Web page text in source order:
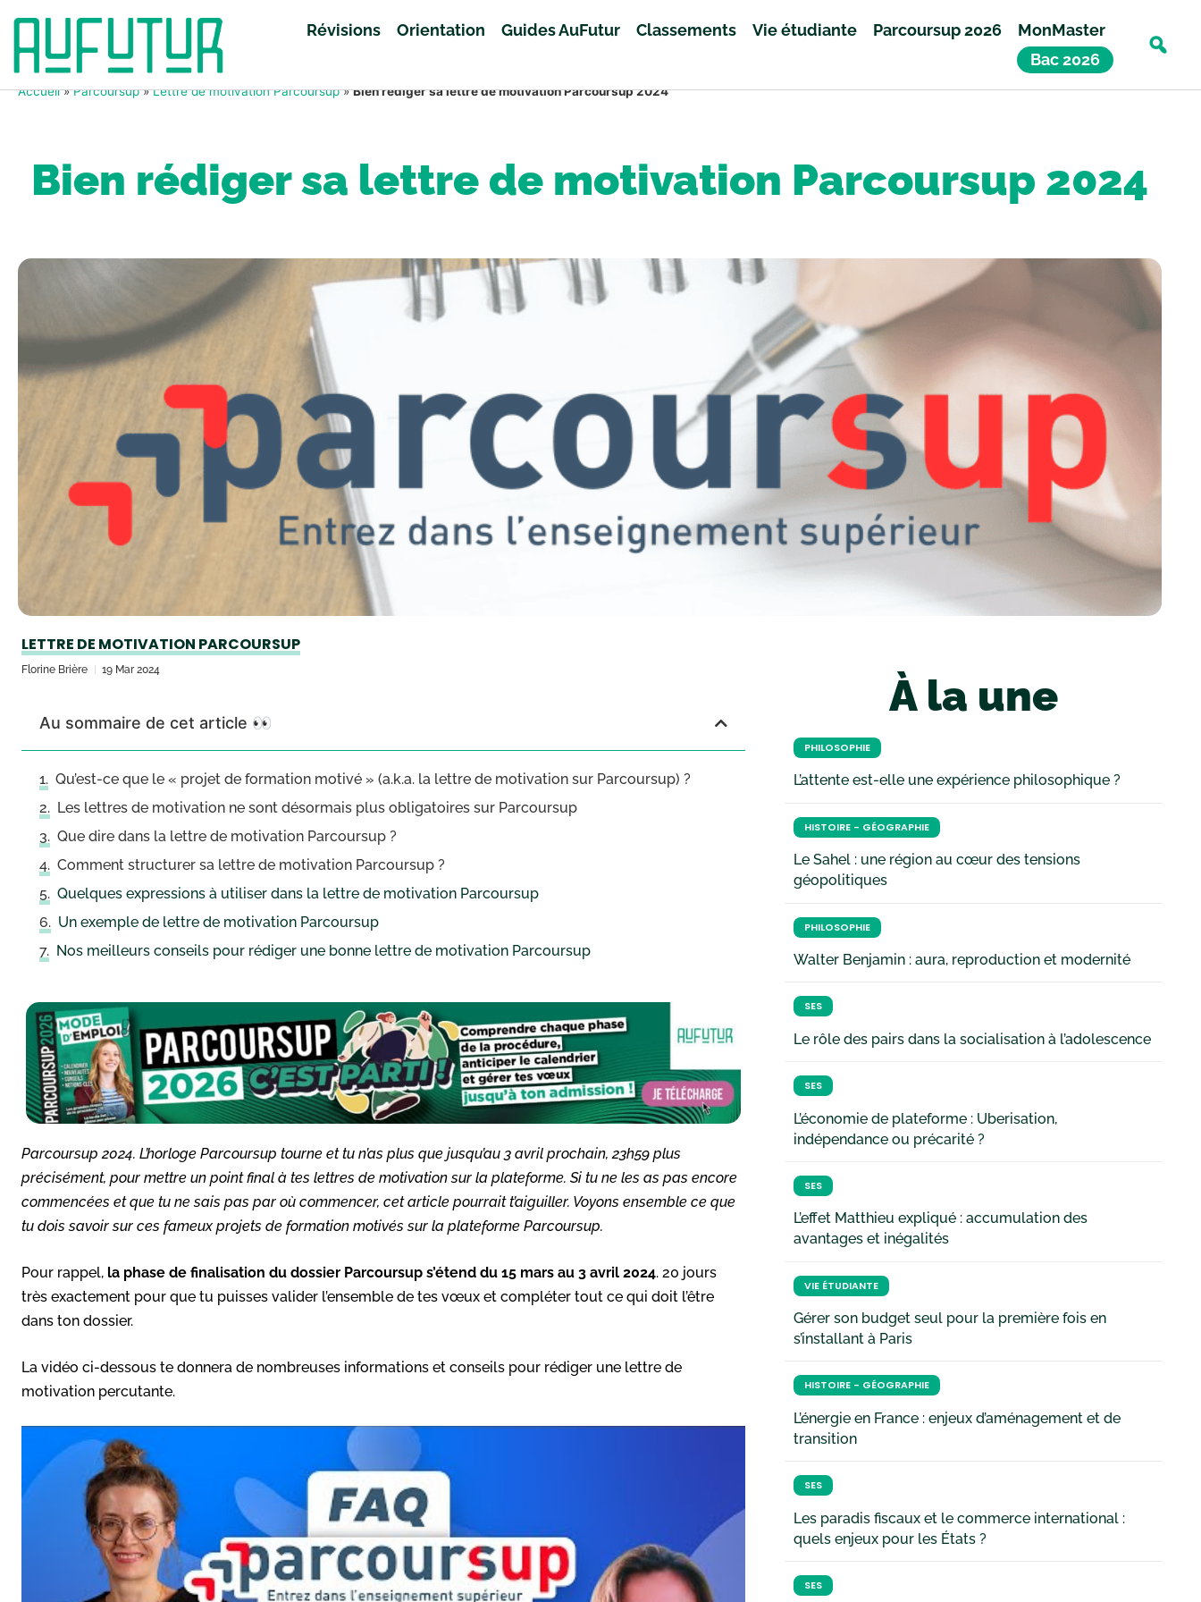
Révisions Orientation Guides AuFutur Classements Vie étudiante Parcoursup 2026
MonMaster
Bac 2026
Accueil»Parcoursup»Lettre de motivation Parcoursup»Bien rédiger sa lettre de motivation Parcoursup 2024
Bien rédiger sa lettre de motivation Parcoursup 2024
LETTRE DE MOTIVATION PARCOURSUP
Florine Brière 19 Mar 2024
Au sommaire de cet article 👀
Qu’est-ce que le « projet de formation motivé » (a.k.a. la lettre de motivation sur Parcoursup) ?
Les lettres de motivation ne sont désormais plus obligatoires sur Parcoursup
Que dire dans la lettre de motivation Parcoursup ?
Comment structurer sa lettre de motivation Parcoursup ?
Quelques expressions à utiliser dans la lettre de motivation Parcoursup
Un exemple de lettre de motivation Parcoursup
Nos meilleurs conseils pour rédiger une bonne lettre de motivation Parcoursup
Parcoursup 2024. L’horloge Parcoursup tourne et tu n’as plus que jusqu’au 3 avril prochain, 23h59 plus
précisément, pour mettre un point final à tes lettres de motivation sur la plateforme. Si tu ne les as pas encore
commencées et que tu ne sais pas par où commencer, cet article pourrait t’aiguiller. Voyons ensemble ce que
tu dois savoir sur ces fameux projets de formation motivés sur la plateforme Parcoursup.
Pour rappel, la phase de finalisation du dossier Parcoursup s’étend du 15 mars au 3 avril 2024. 20 jours
très exactement pour que tu puisses valider l’ensemble de tes vœux et compléter tout ce qui doit l’être
dans ton dossier.
La vidéo ci-dessous te donnera de nombreuses informations et conseils pour rédiger une lettre de
motivation percutante.
À la une
PHILOSOPHIE
L’attente est-elle une expérience philosophique ?
HISTOIRE - GÉOGRAPHIE
Le Sahel : une région au cœur des tensions
géopolitiques
PHILOSOPHIE
Walter Benjamin : aura, reproduction et modernité
SES
Le rôle des pairs dans la socialisation à l’adolescence
SES
L’économie de plateforme : Uberisation,
indépendance ou précarité ?
SES
L’effet Matthieu expliqué : accumulation des
avantages et inégalités
VIE ÉTUDIANTE
Gérer son budget seul pour la première fois en
s’installant à Paris
HISTOIRE - GÉOGRAPHIE
L’énergie en France : enjeux d’aménagement et de
transition
SES
Les paradis fiscaux et le commerce international :
quels enjeux pour les États ?
SES